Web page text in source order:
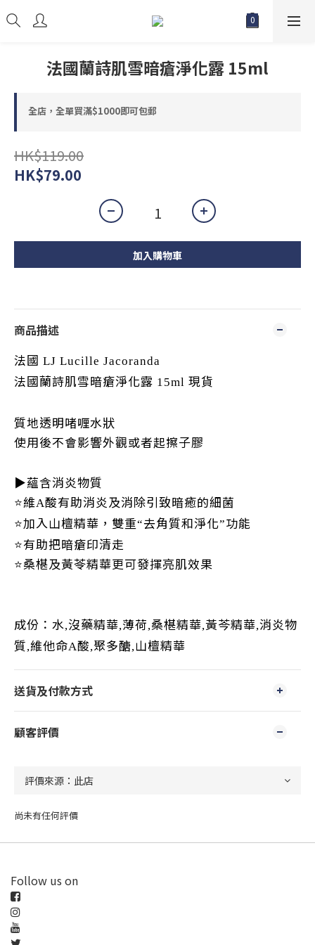
法國蘭詩肌雪暗瘡淨化露 15ml
全店，全單買滿$1000即可包郵
HK$119.00
HK$79.00
加入購物車
商品描述
法國 LJ Lucille Jacoranda
法國蘭詩肌雪暗瘡淨化露 15ml 現貨
質地透明啫喱水狀
使用後不會影響外觀或者起擦子膠
▶️蘊含消炎物質
⭐️維A酸有助消炎及消除引致暗癒的細菌
⭐️加入山檀精華，雙重“去角質和淨化”功能
⭐️有助把暗瘡印清走
⭐️桑椹及黃苓精華更可發揮亮肌效果
成份：水,沒藥精華,薄荷,桑椹精華,黃芩精華,消炎物
質,維他命A酸,聚多醣,山檀精華
送貨及付款方式
顧客評價
尚未有任何評價
Follow us on